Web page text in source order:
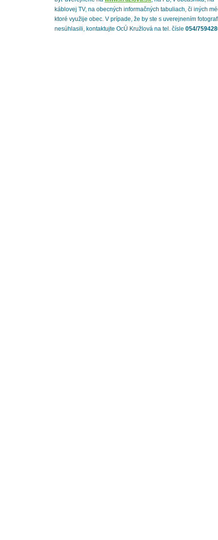
káblovej TV, na obecných informačných tabuliach, či iných
ktoré využije obec. V prípade, že by ste s uverejnením
nesúhlasili, kontaktujte OcÚ Kružlová na tel. čísle 054/